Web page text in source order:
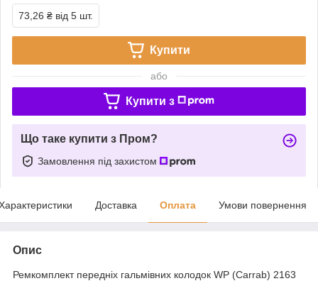
73,26 ₴ від 5 шт.
Купити
або
Купити з
Що таке купити з Пром?
Замовлення під захистом
Доставка Оплата Умови повернення
Опис
Ремкомплект передніх гальмівних колодок WP (Carrab) 2163